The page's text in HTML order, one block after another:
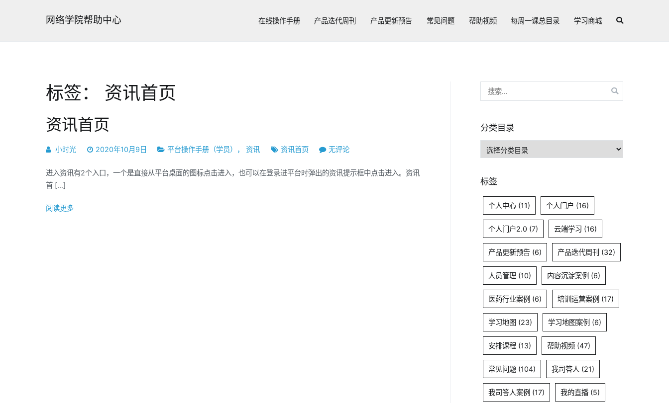
网络学院帮助中心 在线操作手册 产品迭代周刊 产品更新预告 常见问题 帮助视频 每周一课总目录 学习商城
标签： 资讯首页
资讯首页
小时光 2020年10月9日 平台操作手册（学员） ，资讯 资讯首页
资
首
无评论
进入资讯有2个入口，一个是直接从平台桌面的图标点击进入，也可以在登录进平台时弹出的资讯提示框中点击进入。资讯
首 […]
阅读更多
索：
分类目录
类
录
标签
个人中心 (11) 个人门户 (16)
个人门户2.0 (7) 云端学习 (16)
产品更新预告 (6) 产品迭代周刊 (32)
人员管理 (10) 内容沉淀案例 (6)
医药行业案例 (6) 培训运营案例 (17)
学习地图 (23) 学习地图案例 (6)
安排课程 (13) 帮助视频 (47)
常见问题 (104) 我司答人 (21)
我司答人案例 (17) 我的直播 (5)